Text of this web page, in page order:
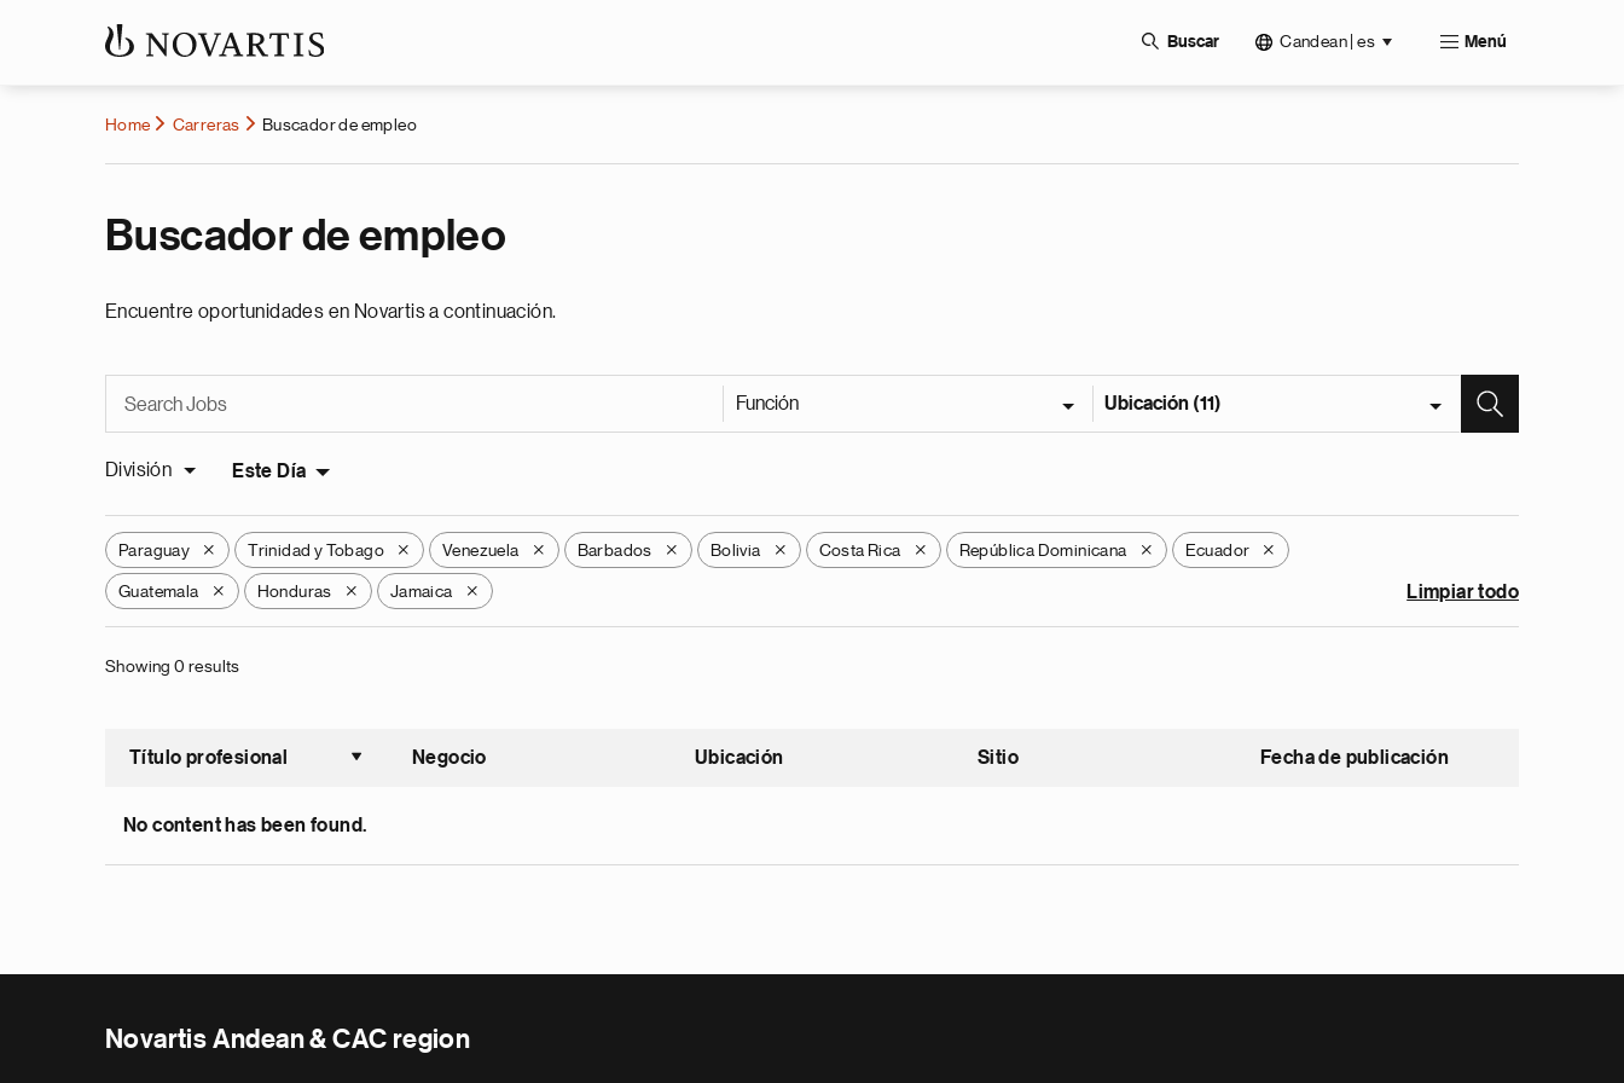
Buscar Candean | es Menú
Home Carreras Buscador de empleo
Buscador de empleo
Encuentre oportunidades en Novartis a continuación.
Función Ubicación (11)
División Este Día
Paraguay X Trinidad y Tobago X Venezuela X Barbados X Bolivia X Costa Rica X República Dominicana X Ecuador X
Guatemala X Honduras X Jamaica X Limpiar todo
Showing 0 results
Título profesional
Ordenar ascendente
Negocio Ubicación Sitio Fecha de publicación
No content has been found.
Novartis Andean & CAC region